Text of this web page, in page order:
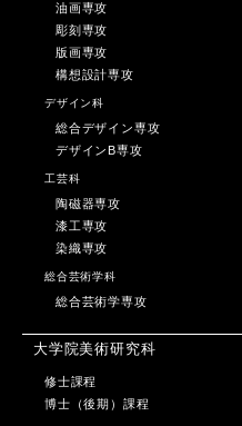
油画専攻
彫刻専攻
版画専攻
構想設計専攻
デザイン科
総合デザイン専攻
デザインB専攻
工芸科
陶磁器専攻
漆工専攻
染織専攻
総合芸術学科
総合芸術学専攻
大学院美術研究科
修士課程
博士（後期）課程